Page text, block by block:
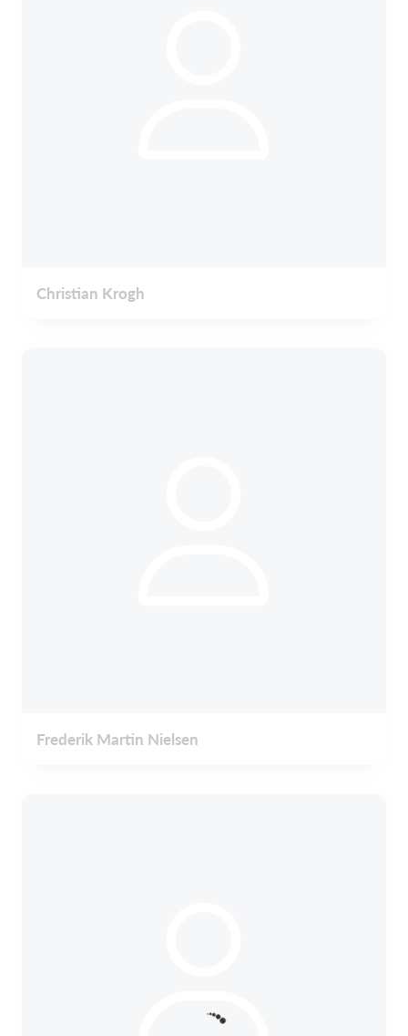
Christian Krogh
Frederik Martin Nielsen